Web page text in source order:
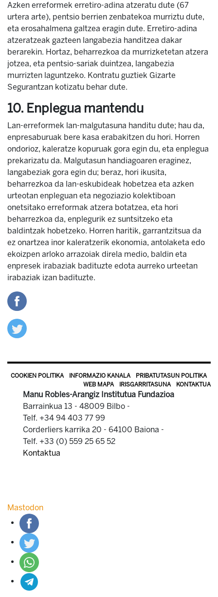
Azken erreformek erretiro-adina atzeratu dute (67
urtera arte), pentsio berrien zenbatekoa murriztu dute,
eta erosahalmena galtzea eragin dute. Erretiro-adina
atzeratzeak gazteen langabezia handitzea dakar
berarekin. Hortaz, beharrezkoa da murrizketetan atzera
jotzea, eta pentsio-sariak duintzea, langabezia
murrizten laguntzeko. Kontratu guztiek Gizarte
Segurantzan kotizatu behar dute.
10. Enplegua mantendu
Lan-erreformek lan-malgutasuna handitu dute; hau da,
enpresaburuak bere kasa erabakitzen du hori. Horren
ondorioz, kaleratze kopuruak gora egin du, eta enplegua
prekarizatu da. Malgutasun handiagoaren eraginez,
langabeziak gora egin du; beraz, hori ikusita,
beharrezkoa da lan-eskubideak hobetzea eta azken
urteotan enpleguan eta negoziazio kolektiboan
onetsitako erreformak atzera botatzea, eta hori
beharrezkoa da, enplegurik ez suntsitzeko eta
baldintzak hobetzeko. Horren haritik, garrantzitsua da
ez onartzea inor kaleratzerik ekonomia, antolaketa edo
ekoizpen arloko arrazoiak direla medio, baldin eta
enpresek irabaziak badituzte edota aurreko urteetan
irabaziak izan badituzte.
COOKIEN POLITIKA INFORMAZIO KANALA
PRIBATUTASUN POLITIKA
WEB MAPA
IRISGARRITASUNA KONTAKTUA
Manu Robles-Arangiz Institutua Fundazioa
Barrainkua 13 - 48009 Bilbo -
Telf. +34 94 403 77 99
Corderliers karrika 20 - 64100 Baiona -
Telf. +33 (0) 559 25 65 52
Kontaktua
Mastodon